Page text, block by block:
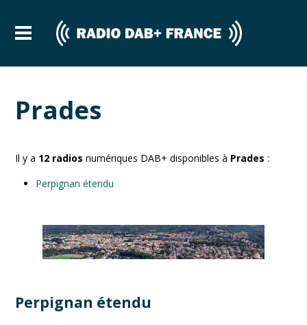
Prades
Il y a 12 radios numériques DAB+ disponibles à Prades :
Perpignan étendu
Perpignan étendu